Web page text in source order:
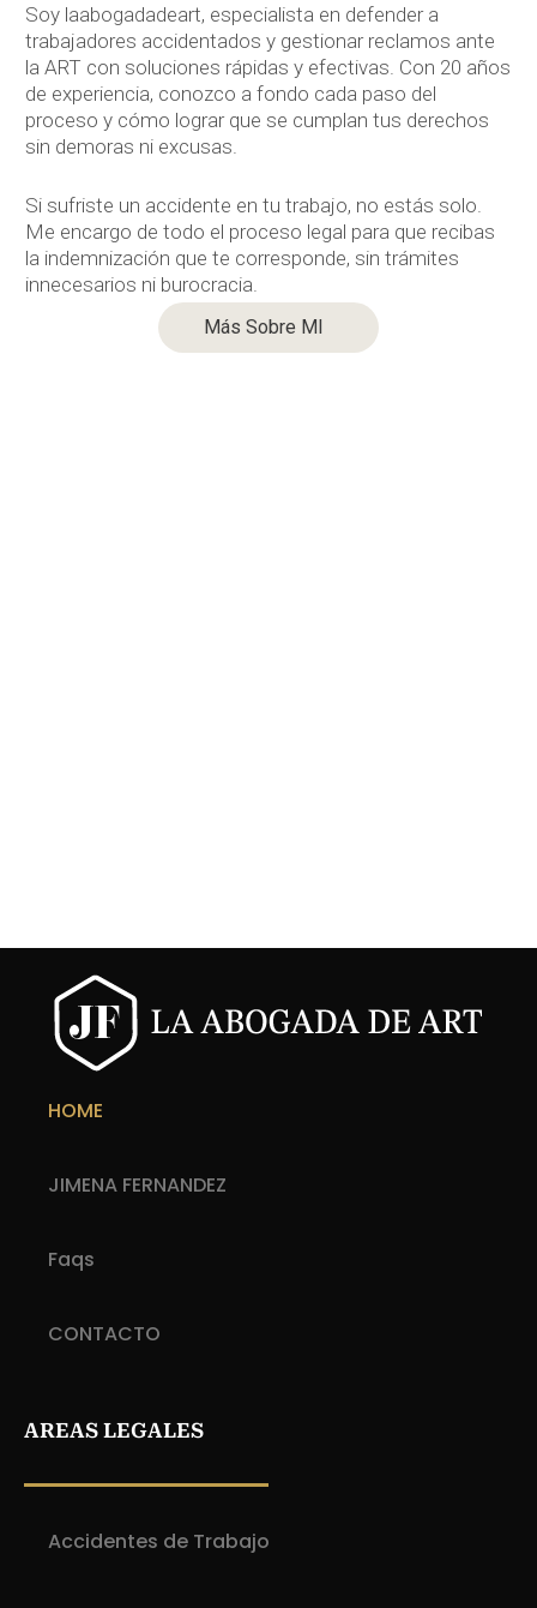
Soy laabogadadeart, especialista en defender a
trabajadores accidentados y gestionar reclamos ante
la ART con soluciones rápidas y efectivas. Con 20 años
de experiencia, conozco a fondo cada paso del
proceso y cómo lograr que se cumplan tus derechos
sin demoras ni excusas.
Si sufriste un accidente en tu trabajo, no estás solo.
Me encargo de todo el proceso legal para que recibas
la indemnización que te corresponde, sin trámites
innecesarios ni burocracia.
Más Sobre MI
HOME
JIMENA FERNANDEZ
Faqs
CONTACTO
AREAS LEGALES
Accidentes de Trabajo